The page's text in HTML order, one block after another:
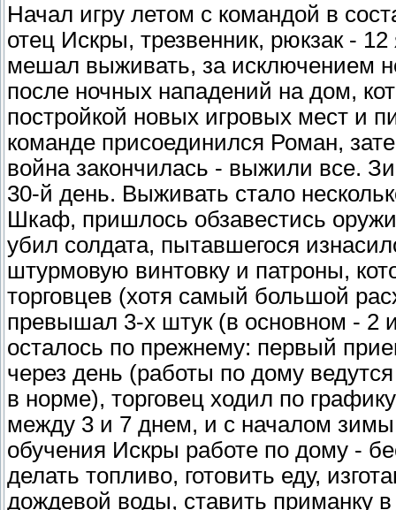
Начал игру летом с командой в
отец Искры, трезвенник, рюкзак -
мешал выживать, за исключением
после ночных нападений на дом,
постройкой новых игровых мест и
команде присоединился Роман,
война закончилась - выжили все.
30-й день. Выживать стало
Шкаф, пришлось обзавестись
убил солдата, пытавшегося
штурмовую винтовку и патроны,
торговцев (хотя самый большой
превышал 3-х штук (в основном - 2
осталось по прежнему: первый
через день (работы по дому
в норме), торговец ходил по
между 3 и 7 днем, и с началом
обучения Искры работе по дому -
делать топливо, готовить еду,
дождевой воды, ставить приманку в